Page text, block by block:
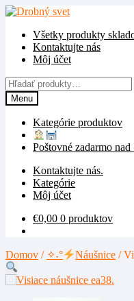
Preskočiť
navigáciu
Preskočiť
obsah
Všetky produkty
Kontaktujte nás
Môj účet
Hľadať:
Menu
Kategórie produktov
Poštovné zadarmo nad
Kontaktujte nás.
Kategórie
Môj účet
€0,00 0 produktov
Domov / ✧˖° Náušnice /